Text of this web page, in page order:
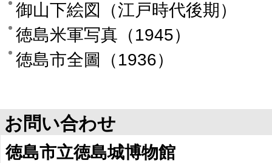
御山下絵図（江戸時代後期）
徳島米軍写真（1945）
徳島市全圖（1936）
お問い合わせ
徳島市立徳島城博物館